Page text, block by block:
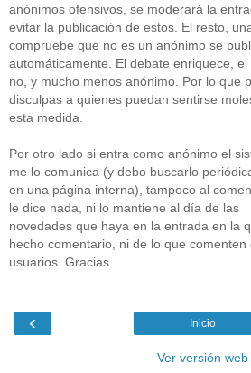
anónimos ofensivos, se moderará la
evitar la publicación de estos. El resto,
compruebe que no es un anónimo se
automáticamente. El debate enriquece, el
no, y mucho menos anónimo. Por lo que
disculpas a quienes puedan sentirse
esta medida.
Por otro lado si entra como anónimo el
me lo comunica (y debo buscarlo
en una página interna), tampoco al
le dice nada, ni lo mantiene al día de las
novedades que haya en la entrada en la
hecho comentario, ni de lo que comenten
usuarios. Gracias
‹ Inicio
Ver versión web